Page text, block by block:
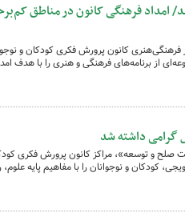
فرهنگی کانون در مناطق
فرهنگی‌هنری کانون پرورش فکری کودکان و
از برنامه‌های فرهنگی و هنری را با هدف
گرامی داشته شد
و توسعه»، مراکز کانون پرورش فکری
کودکان و نوجوانان را با مفاهیم پایه